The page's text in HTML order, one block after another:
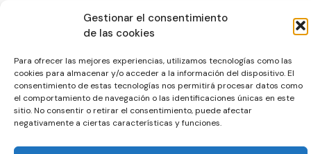
Gestionar el consentimiento
de las cookies
Para ofrecer las mejores experiencias, utilizamos tecnologías como las
cookies para almacenar y/o acceder a la información del dispositivo. El
consentimiento de estas tecnologías nos permitirá procesar datos como
el comportamiento de navegación o las identificaciones únicas en este
sitio. No consentir o retirar el consentimiento, puede afectar
negativamente a ciertas características y funciones.
© La Servilleta - El Blog de Paco Prieto
Política de cookiesPolítica de privacidad